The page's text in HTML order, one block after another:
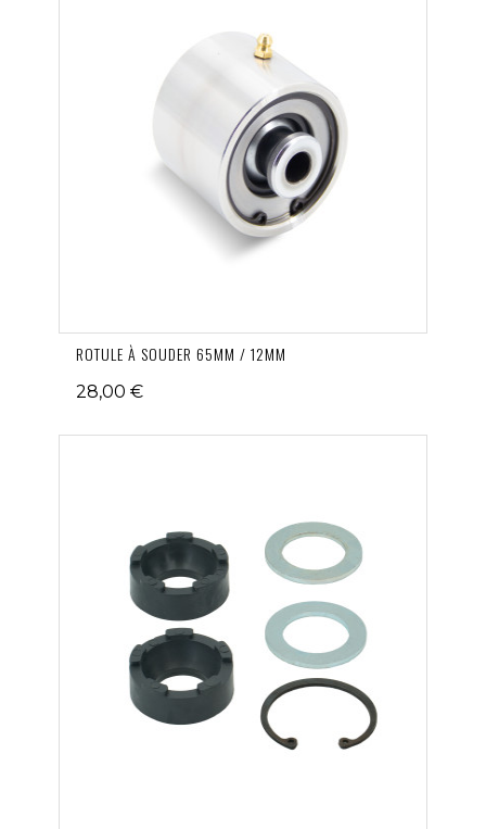
ROTULE À SOUDER 65MM / 12MM
28,00 €